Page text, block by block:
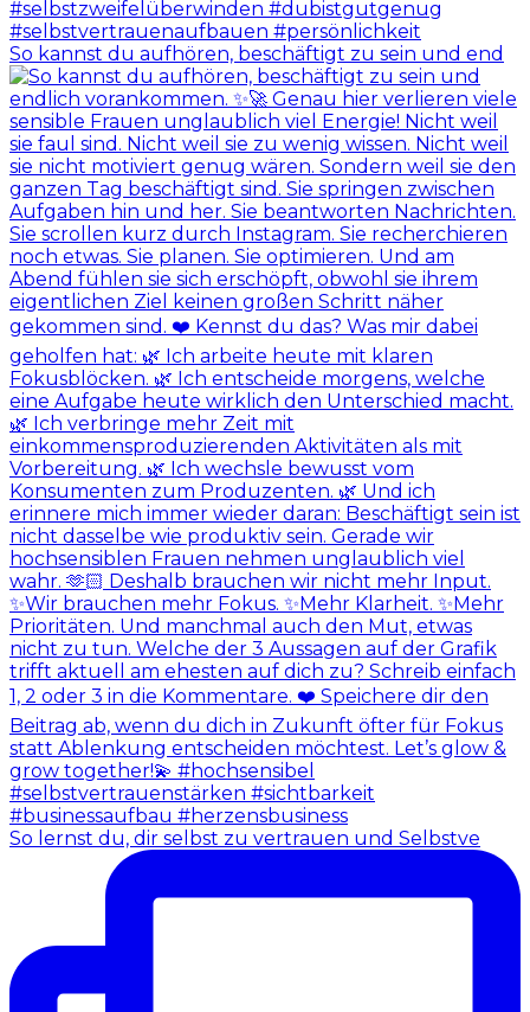
So kannst du aufhören, beschäftigt zu sein und end
So lernst du, dir selbst zu vertrauen und Selbstve